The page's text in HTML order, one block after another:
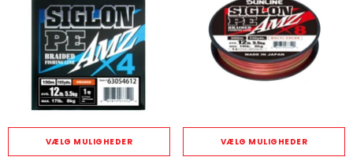
VÆLG MULIGHEDER VÆLG MULIGHEDER